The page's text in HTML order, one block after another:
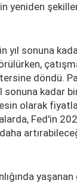
yeniden
yıl sonuna
döndü.
sonuna kadar
olarak
Fed'in